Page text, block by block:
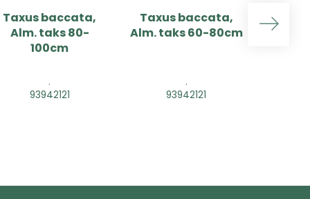
Taxus baccata,
Alm. taks 80-
100cm
.
93942121
Taxus baccata,
Alm. taks 60-80cm
.
93942121
Alm.